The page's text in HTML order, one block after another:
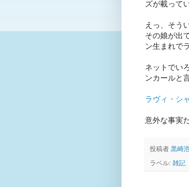
ズが載って
えっ、そう
その娘が出
ン生まれで
ネットでい
ンカールと
ラヴィ・シ
意外な事実
投稿者 黒崎
ラベル: 雑記